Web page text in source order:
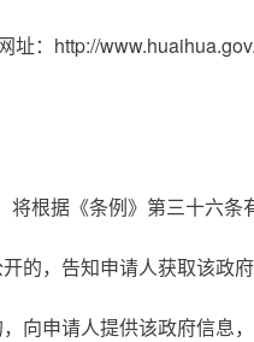
址：http://
根据《条例》第三十六条
的，告知申请人获取该政府
向申请人提供该政府信息